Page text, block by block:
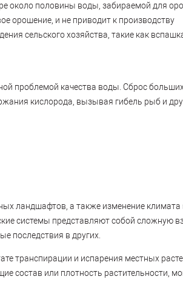
около половины воды, забираемой для
орошение, и не приводит к производству
сельского хозяйства, такие как
проблемой качества воды. Сброс
кислорода, вызывая гибель рыб и
ландшафтов, а также изменение
системы представляют собой сложную
последствия в других.
транспирации и испарения местных
состав или плотность растительности,